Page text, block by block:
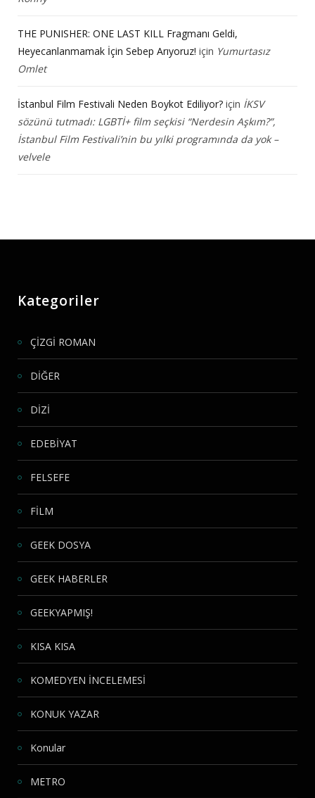
THE PUNISHER: ONE LAST KILL Fragmanı Geldi,
Heyecanlanmamak İçin Sebep Arıyoruz! için Yumurtasız
Omlet
İstanbul Film Festivali Neden Boykot Ediliyor? için İKSV
sözünü tutmadı: LGBTİ+ film seçkisi “Nerdesin Aşkım?”,
İstanbul Film Festivali’nin bu yılki programında da yok –
velvele
Kategoriler
ÇİZGİ ROMAN
DİĞER
DİZİ
EDEBİYAT
FELSEFE
FİLM
GEEK DOSYA
GEEK HABERLER
GEEKYAPMIŞ!
KISA KISA
KOMEDYEN İNCELEMESİ
KONUK YAZAR
Konular
METRO